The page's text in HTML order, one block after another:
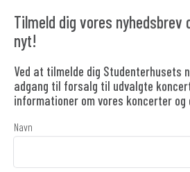
Tilmeld dig vores
nyt!
Ved at tilmelde dig Studenterhusets
adgang til forsalg til udvalgte
informationer om vores koncerter og
Navn